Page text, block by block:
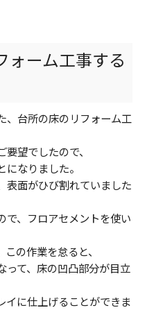
ォーム工事する
、台所の床のリフォーム工
望でしたので、
なりました。
表面がひび割れていました
で、フロアセメントを使い
の作業を怠ると、
って、床の凹凸部分が目立
イに仕上げることができま